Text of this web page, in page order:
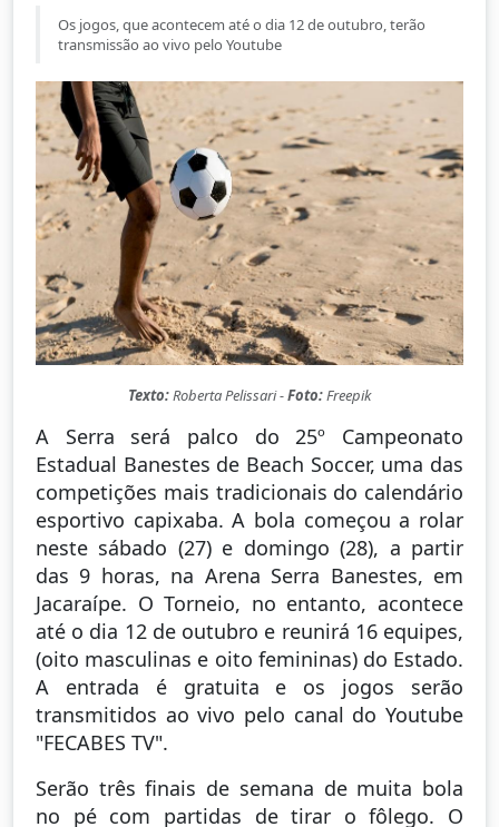
Os jogos, que acontecem até o dia 12 de outubro, terão
transmissão ao vivo pelo Youtube
Texto:Roberta Pelissari -Foto:Freepik
A Serra será palco do 25º Campeonato
Estadual Banestes de Beach Soccer, uma das
competições mais tradicionais do calendário
esportivo capixaba. A bola começou a rolar
neste sábado (27) e domingo (28), a partir
das 9 horas, na Arena Serra Banestes, em
Jacaraípe. O Torneio, no entanto, acontece
até o dia 12 de outubro e reunirá 16 equipes,
(oito masculinas e oito femininas) do Estado.
A entrada é gratuita e os jogos serão
transmitidos ao vivo pelo canal do Youtube
"FECABES TV".
Serão três finais de semana de muita bola
no pé com partidas de tirar o fôlego. O